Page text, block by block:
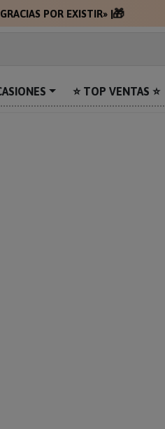
POR EXISTIR» 🎁
⭐ TOP VENTAS ⭐